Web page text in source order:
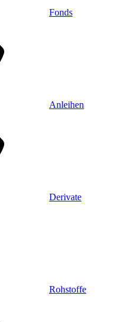
Fonds
Anleihen
Derivate
Rohstoffe